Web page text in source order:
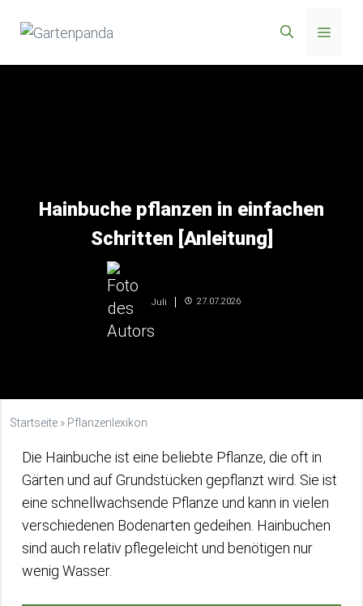
Inhalt
Menü
Hainbuche pflanzen in einfachen
Schritten [Anleitung]
Juli 27.07.2026
Startseite » Pflanzenlexikon
Die Hainbuche ist eine beliebte Pflanze, die oft in
Gärten und auf Grundstücken gepflanzt wird. Sie ist
eine schnellwachsende Pflanze und kann in vielen
verschiedenen Bodenarten gedeihen. Hainbuchen
sind auch relativ pflegeleicht und benötigen nur
wenig Wasser.